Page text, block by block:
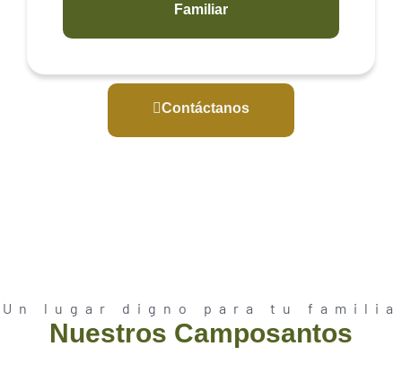
Familiar
Contáctanos
Un lugar digno para tu familia
Nuestros Camposantos